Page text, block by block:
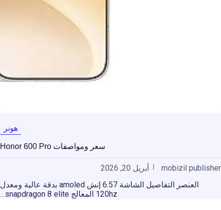
هونر
سعر ومواصفات Honor 600 Pro
mobizil publisher
أبريل 20, 2026
العنصر التفاصيل الشاشة 6.57 إنش amoled بدقة عالية ومعدل
120hz المعالج snapdragon 8 elite…